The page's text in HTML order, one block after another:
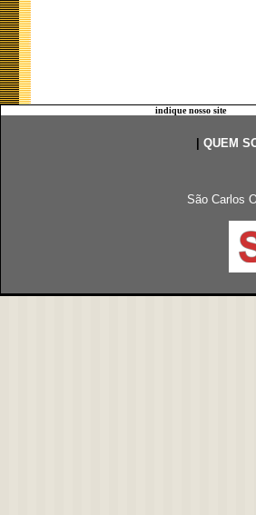
indique nosso site
QUEM
São Carlos